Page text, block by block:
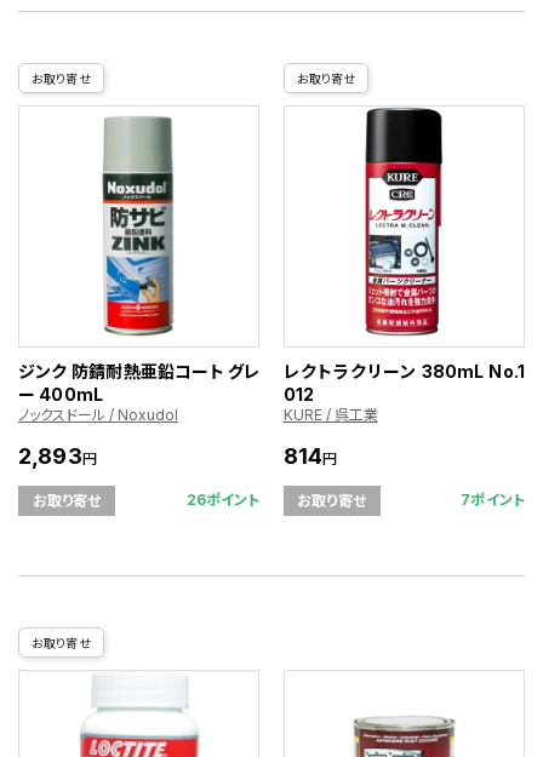
お取り寄せ
ジンク 防錆耐熱亜鉛コート グレ
ー 400mL
ノックスドール / Noxudol
2,893円
お取り寄せ 26ポイント
お取り寄せ
レクトラクリーン 380mL No.1
012
KURE / 呉工業
814円
お取り寄せ 7ポイント
お取り寄せ